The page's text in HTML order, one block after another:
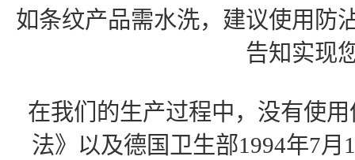
如条纹产品需水洗，建议使用防
告知实现
在我们的生产过程中，没有使
法》以及德国卫生部1994年7